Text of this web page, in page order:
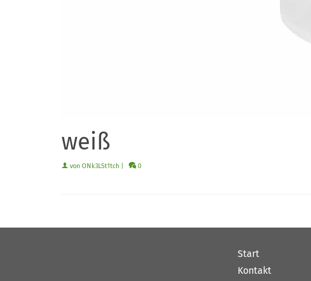
weiß
von ONk3LSt1tch 0
Start
Kontakt